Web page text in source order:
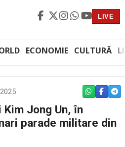
LIVE
ECONOMIE CULTURĂ
WHATSAPP
Jong Un, în
parade militare din